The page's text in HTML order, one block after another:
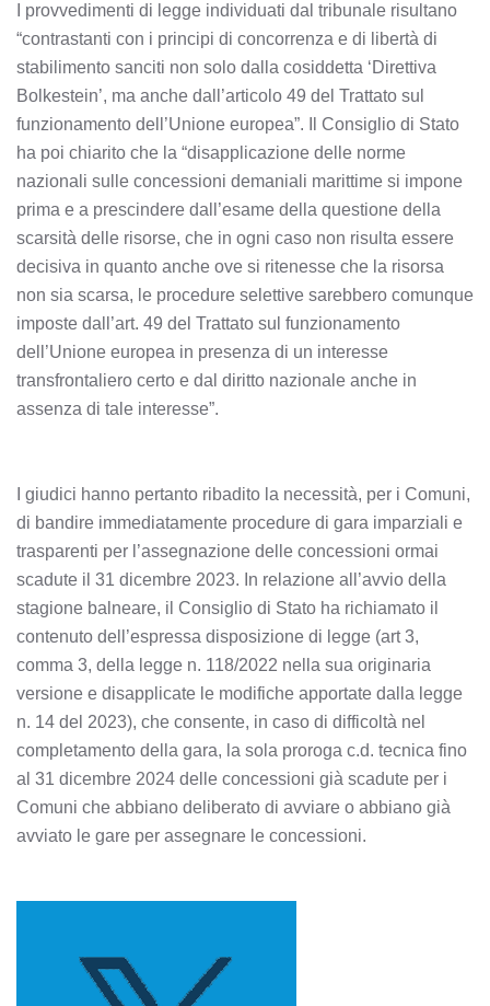
I provvedimenti di legge individuati dal tribunale risultano
“contrastanti con i principi di concorrenza e di libertà di
stabilimento sanciti non solo dalla cosiddetta ‘Direttiva
Bolkestein’, ma anche dall’articolo 49 del Trattato sul
funzionamento dell’Unione europea”. Il Consiglio di Stato
ha poi chiarito che la “disapplicazione delle norme
nazionali sulle concessioni demaniali marittime si impone
prima e a prescindere dall’esame della questione della
scarsità delle risorse, che in ogni caso non risulta essere
decisiva in quanto anche ove si ritenesse che la risorsa
non sia scarsa, le procedure selettive sarebbero comunque
imposte dall’art. 49 del Trattato sul funzionamento
dell’Unione europea in presenza di un interesse
transfrontaliero certo e dal diritto nazionale anche in
assenza di tale interesse”.
I giudici hanno pertanto ribadito la necessità, per i Comuni,
di bandire immediatamente procedure di gara imparziali e
trasparenti per l’assegnazione delle concessioni ormai
scadute il 31 dicembre 2023. In relazione all’avvio della
stagione balneare, il Consiglio di Stato ha richiamato il
contenuto dell’espressa disposizione di legge (art 3,
comma 3, della legge n. 118/2022 nella sua originaria
versione e disapplicate le modifiche apportate dalla legge
n. 14 del 2023), che consente, in caso di difficoltà nel
completamento della gara, la sola proroga c.d. tecnica fino
al 31 dicembre 2024 delle concessioni già scadute per i
Comuni che abbiano deliberato di avviare o abbiano già
avviato le gare per assegnare le concessioni.